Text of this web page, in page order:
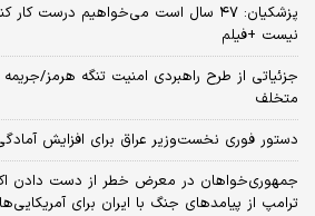
پزشکیان: ۴۷ سال است می‌خواهیم درست
نیست +فیلم
متخلف
دستور فوری نخست‌وزیر عراق برای افزایش
جمهوری‌خواهان در معرض خطر از دست دادن
ترامپ از پیامدهای جنگ با ایران برای